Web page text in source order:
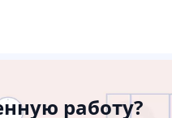
работу?